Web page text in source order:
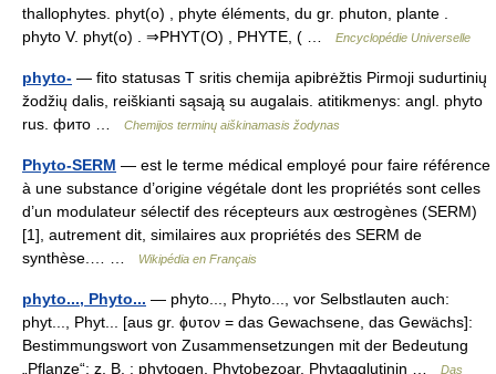
thallophytes. phyt(o) , phyte éléments, du gr. phuton, plante .
phyto V. phyt(o) . ⇒PHYT(O) , PHYTE, ( …
Encyclopédie Universelle
phyto- — fito statusas T sritis chemija apibrėžtis Pirmoji sudurtinių
žodžių dalis, reiškianti sąsają su augalais. atitikmenys: angl. phyto
rus. фито …
Chemijos terminų aiškinamasis žodynas
Phyto-SERM — est le terme médical employé pour faire référence
à une substance d’origine végétale dont les propriétés sont celles
d’un modulateur sélectif des récepteurs aux œstrogènes (SERM)
[1], autrement dit, similaires aux propriétés des SERM de
synthèse.… …
Wikipédia en Français
phyto..., Phyto... — phyto..., Phyto..., vor Selbstlauten auch:
phyt..., Phyt... [aus gr. ϕυτον = das Gewachsene, das Gewächs]:
Bestimmungswort von Zusammensetzungen mit der Bedeutung
„Pflanze“; z. B. : phytogen, Phytobezoar, Phytagglutinin …
Das